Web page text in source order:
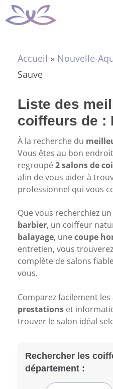
Aller
au
Accueil » Nouvelle-
Sauve
Liste des
coiffeurs de :
À la recherche du
Vous êtes au bon
regroupé 2 salons de
afin de vous aider à
professionnel qui vous
Que vous recherchiez un
barbier, un coiffeur
balayage, une coupe
entretien, vous
complète de salons
vous.
Comparez facilement les
prestations et
trouver le salon idéal
Rechercher les
département :